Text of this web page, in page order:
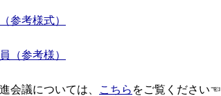
参考様式）
（参考様）
ついては、 こちら をご覧ください☜